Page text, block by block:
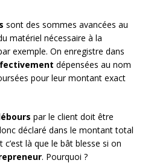
sont des sommes avancées au
matériel nécessaire à la
exemple. On enregistre dans
dépensées au nom
pour leur montant exact
par le client doit être
déclaré dans le montant total
c’est là que le bât blesse si on
. Pourquoi ?